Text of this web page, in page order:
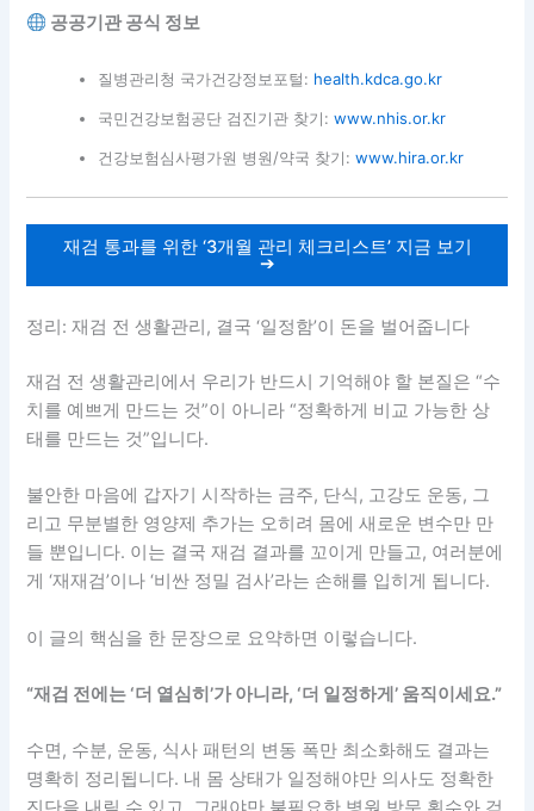
공공기관 공식 정보
질병관리청 국가건강정보포털: health.kdca.go.kr
국민건강보험공단 검진기관 찾기: www.nhis.or.kr
건강보험심사평가원 병원/약국 찾기: www.hira.or.kr
재검 통과를 위한 ‘3개월 관리 체크리스트’ 지금 보기
➔
정리: 재검 전 생활관리, 결국 ‘일정함’이 돈을 벌어줍니다
재검 전 생활관리에서 우리가 반드시 기억해야 할 본질은 “수
치를 예쁘게 만드는 것”이 아니라 “정확하게 비교 가능한 상
태를 만드는 것”입니다.
불안한 마음에 갑자기 시작하는 금주, 단식, 고강도 운동, 그
리고 무분별한 영양제 추가는 오히려 몸에 새로운 변수만 만
들 뿐입니다. 이는 결국 재검 결과를 꼬이게 만들고, 여러분에
게 ‘재재검’이나 ‘비싼 정밀 검사’라는 손해를 입히게 됩니다.
이 글의 핵심을 한 문장으로 요약하면 이렇습니다.
“재검 전에는 ‘더 열심히’가 아니라, ‘더 일정하게’ 움직이세요.”
수면, 수분, 운동, 식사 패턴의 변동 폭만 최소화해도 결과는
명확히 정리됩니다. 내 몸 상태가 일정해야만 의사도 정확한